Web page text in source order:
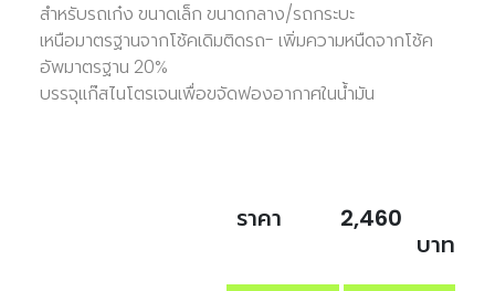
สำหรับรถเก๋ง ขนาดเล็ก ขนาดกลาง/รถกระบะ
เหนือมาตรฐานจากโช้คเดิมติดรถ- เพิ่มความหนืดจากโช้ค
อัพมาตรฐาน 20%
บรรจุแก๊สไนโตรเจนเพื่อขจัดฟองอากาศในน้ำมัน
ราคา
2,460
บาท